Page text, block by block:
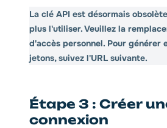
La clé API est désormais
plus l'utiliser. Veuillez la
d'accès personnel. Pour générer
jetons, suivez l'URL suivante.
Étape 3 : Créer
connexion